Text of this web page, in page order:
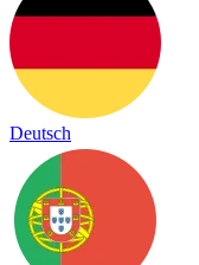
Deutsch